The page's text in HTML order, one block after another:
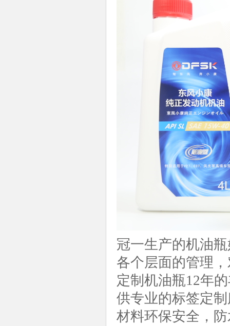
冠一生产的机油
各个层面的管理
定制机油瓶12年
供专业的标签定
材料环保安全，